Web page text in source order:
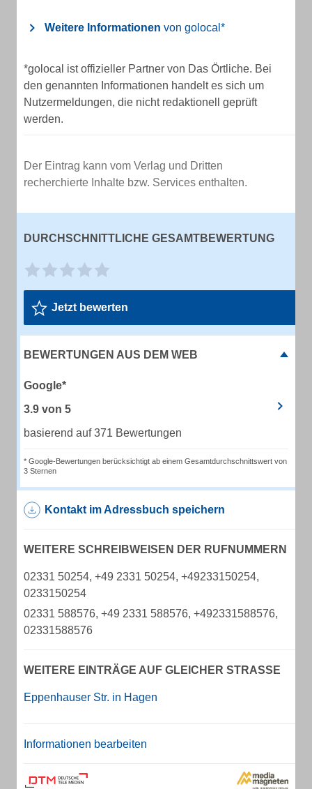
Weitere Informationen von golocal*
*golocal ist offizieller Partner von Das Örtliche. Bei
den genannten Informationen handelt es sich um
Nutzermeldungen, die nicht redaktionell geprüft
werden.
Der Eintrag kann vom Verlag und Dritten
recherchierte Inhalte bzw. Services enthalten.
DURCHSCHNITTLICHE GESAMTBEWERTUNG
Jetzt bewerten
BEWERTUNGEN AUS DEM WEB
Google*
3.9 von 5
basierend auf 371 Bewertungen
* Google-Bewertungen berücksichtigt ab einem Gesamtdurchschnittswert von
3 Sternen
Kontakt im Adressbuch speichern
WEITERE SCHREIBWEISEN DER RUFNUMMERN
02331 50254, +49 2331 50254, +49233150254,
0233150254
02331 588576, +49 2331 588576, +492331588576,
02331588576
WEITERE EINTRÄGE AUF GLEICHER STRASSE
Eppenhauser Str. in Hagen
Informationen bearbeiten